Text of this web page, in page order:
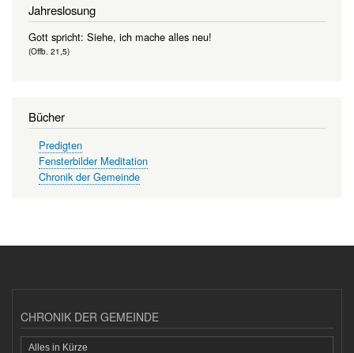
Jahreslosung
Gott spricht: Siehe, ich mache alles neu!
(Offb. 21,5)
Bücher
Predigten
Fensterbilder Meditation
Chronik der Gemeinde
CHRONIK DER GEMEINDE
Alles in Kürze